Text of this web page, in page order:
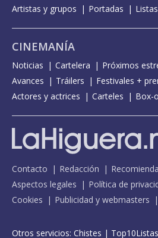
Artistas y grupos
Portadas Listas
CINEMANÍA
Noticias Cartelera Próximos
Avances
Tráilers
Festivales +
Actores y actrices
Carteles Box-
Contacto Redacción Recomienda
Aspectos legales
Política de
Cookies
Publicidad y webmasters
Otros servicios: Chistes |